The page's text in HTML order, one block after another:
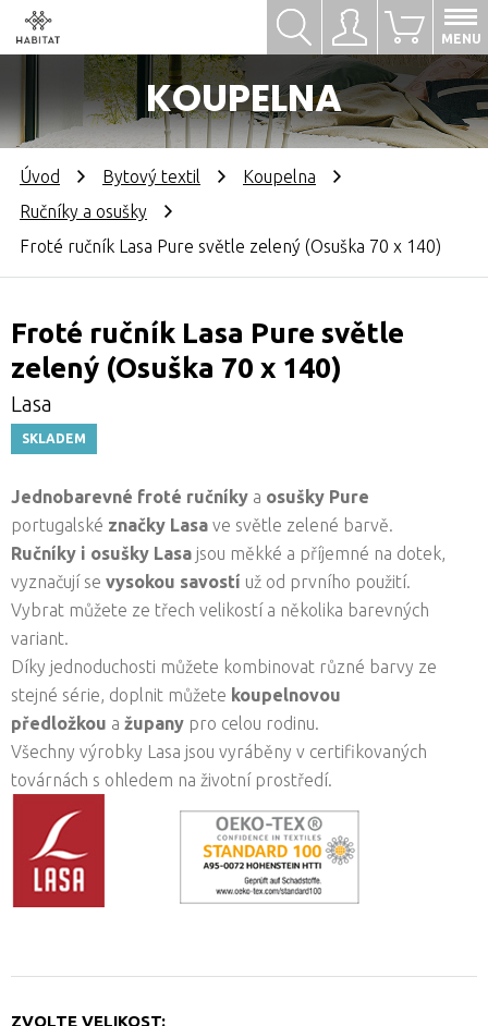
Přihlásit se
KOUPELNA
0
MENU
Hledat
Úvod Bytový textil
Koupelna
Ručníky a osušky
Froté ručník Lasa Pure světle zelený (Osuška 70 x 140)
Froté ručník Lasa Pure světle
zelený (Osuška 70 x 140)
Lasa
SKLADEM
Jednobarevné froté ručníky a osušky Pure
portugalské značky Lasa ve světle zelené barvě.
Ručníky i osušky Lasa jsou měkké a příjemné na dotek,
vyznačují se vysokou savostí už od prvního použití.
Vybrat můžete ze třech velikostí a několika barevných
variant.
Díky jednoduchosti můžete kombinovat různé barvy ze
stejné série, doplnit můžete koupelnovou
předložkou a župany pro celou rodinu.
Všechny výrobky Lasa jsou vyráběny v certifikovaných
továrnách s ohledem na životní prostředí.
ZVOLTE VELIKOST: